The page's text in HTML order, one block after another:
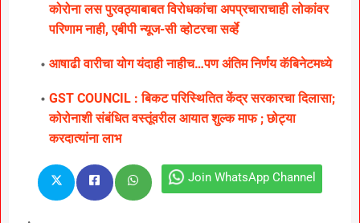
कोरोना लस पुरवठ्याबाबत विरोधकांचा अपप्रचाराचाही लोकांवर
परिणाम नाही, एबीपी न्यूज-सी व्होटरचा सर्व्हे
आषाढी वारीचा योग यंदाही नाहीच…पण अंतिम निर्णय कॅबिनेटमध्ये
GST COUNCIL : बिकट परिस्थितित केंद्र सरकारचा दिलासा;
कोरोनाशी संबंधित वस्तूंवरील आयात शुल्क माफ ; छोट्या
करदात्यांना लाभ
Join WhatsApp Channel